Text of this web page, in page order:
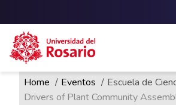
Pasar al contenido principal
Ruta de
Home Eventos
Escuela de
Drivers of Plant Community